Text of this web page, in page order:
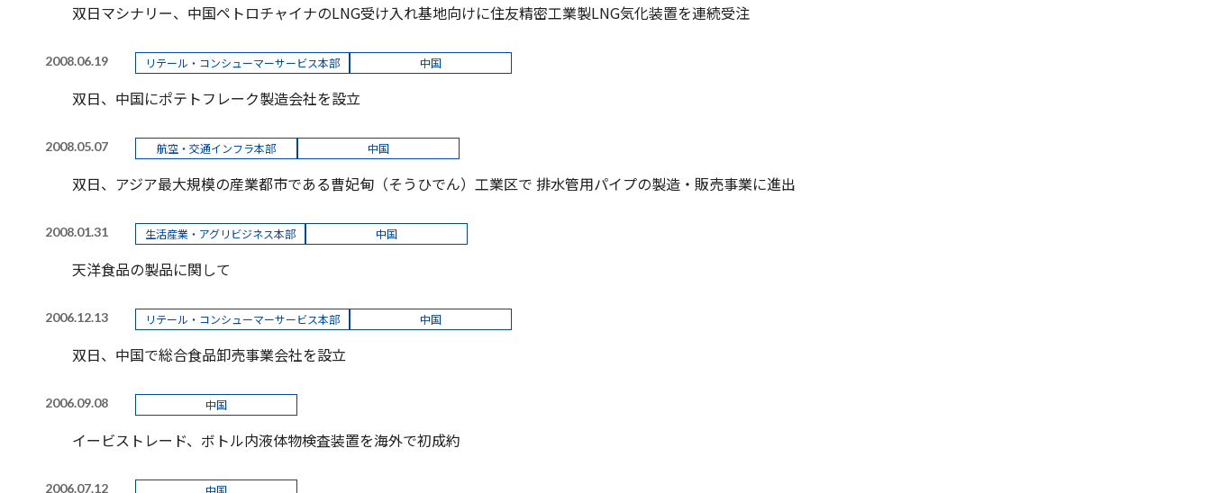
双日マシナリー、中国ペトロチャイナのLNG受け入れ基地向けに住友精密工業製LNG気化装置を連続受注
2008.06.19 リテール・コンシューマーサービス本部 中国
双日、中国にポテトフレーク製造会社を設立
2008.05.07 航空・交通インフラ本部 中国
双日、アジア最大規模の産業都市である曹妃甸（そうひでん）工業区で 排水管用パイプの製造・販売事業に進出
2008.01.31 生活産業・アグリビジネス本部 中国
天洋食品の製品に関して
2006.12.13 リテール・コンシューマーサービス本部 中国
双日、中国で総合食品卸売事業会社を設立
2006.09.08 中国
イービストレード、ボトル内液体物検査装置を海外で初成約
2006.07.12 中国